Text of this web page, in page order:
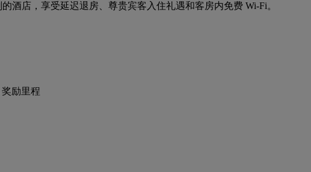
酒店，享受延迟退房、尊贵宾客入住礼遇和客房内免费 Wi-Fi。
奖励里程